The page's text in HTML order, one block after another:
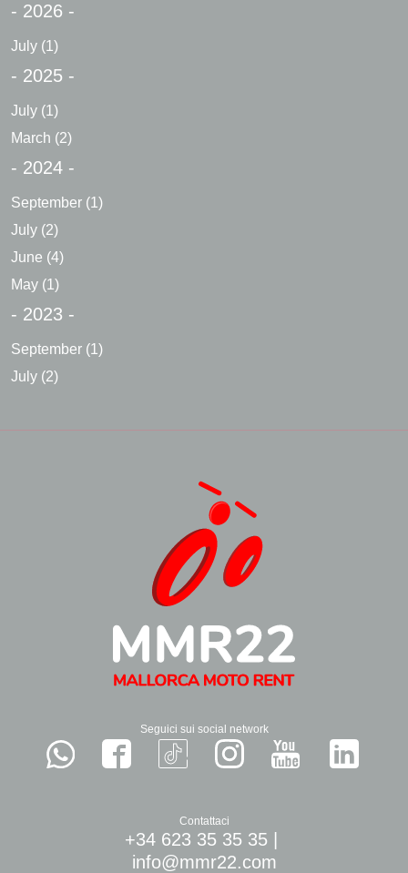
- 2026 -
July (1)
- 2025 -
July (1)
March (2)
- 2024 -
September (1)
July (2)
June (4)
May (1)
- 2023 -
September (1)
July (2)
Seguici sui social network
Contattaci
+34 623 35 35 35
info@mmr22.com